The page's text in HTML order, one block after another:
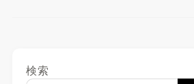
検索